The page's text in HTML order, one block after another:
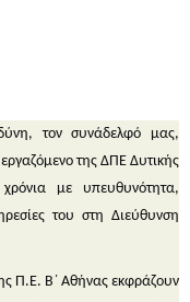
τον συνάδελφό μας,
της ΔΠΕ Δυτικής
με υπευθυνότητα,
του στη Διεύθυνση
Π.Ε. Β΄ Αθήνας εκφράζουν